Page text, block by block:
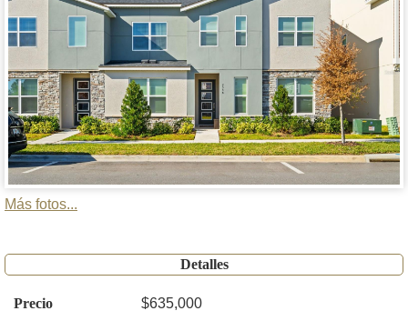
Más fotos...
Detalles
Precio $635,000